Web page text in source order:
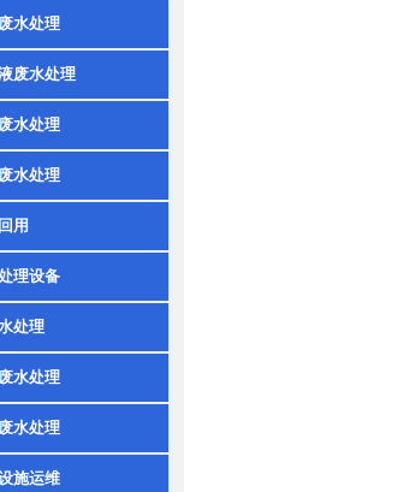
水处理
废水处理
水处理
水处理
用
理设备
处理
水处理
水处理
施运维